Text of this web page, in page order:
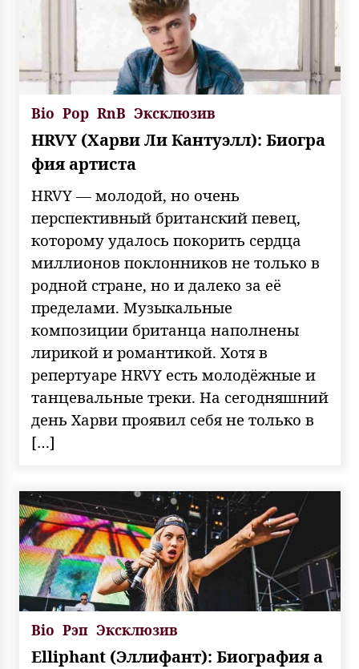
Bio Pop RnB Эксклюзив
HRVY (Харви Ли Кантуэлл): Биогра
фия артиста
HRVY — молодой, но очень
перспективный британский певец,
которому удалось покорить сердца
миллионов поклонников не только в
родной стране, но и далеко за её
пределами. Музыкальные
композиции британца наполнены
лирикой и романтикой. Хотя в
репертуаре HRVY есть молодёжные и
танцевальные треки. На сегодняшний
день Харви проявил себя не только в
[…]
Bio Рэп Эксклюзив
Elliphant (Эллифант): Биография а